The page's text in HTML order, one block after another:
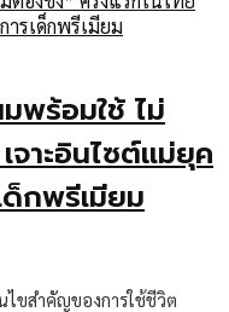
พร้อมใช้ ไม่
จาะอินไซต์แม่ยุค
กพรีเมียม
ขสำคัญของการใช้ชีวิต